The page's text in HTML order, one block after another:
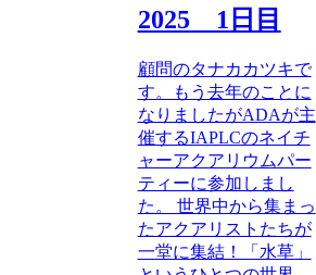
2025 1日目
顧問のタナカカツキで
す。もう去年のことに
なりましたがADAが主
催するIAPLCのネイチ
ャーアクアリウムパー
ティーに参加しまし
た。 世界中から集まっ
たアクアリストたちが
一堂に集結！「水草」